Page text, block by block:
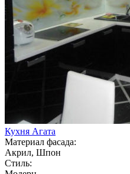
Кухня Агата
Материал фасада:
Акрил, Шпон
Стиль: